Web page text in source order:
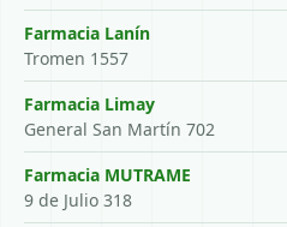
Farmacia Lanín
Tromen 1557
Farmacia Limay
General San Martín 702
Farmacia MUTRAME
9 de Julio 318